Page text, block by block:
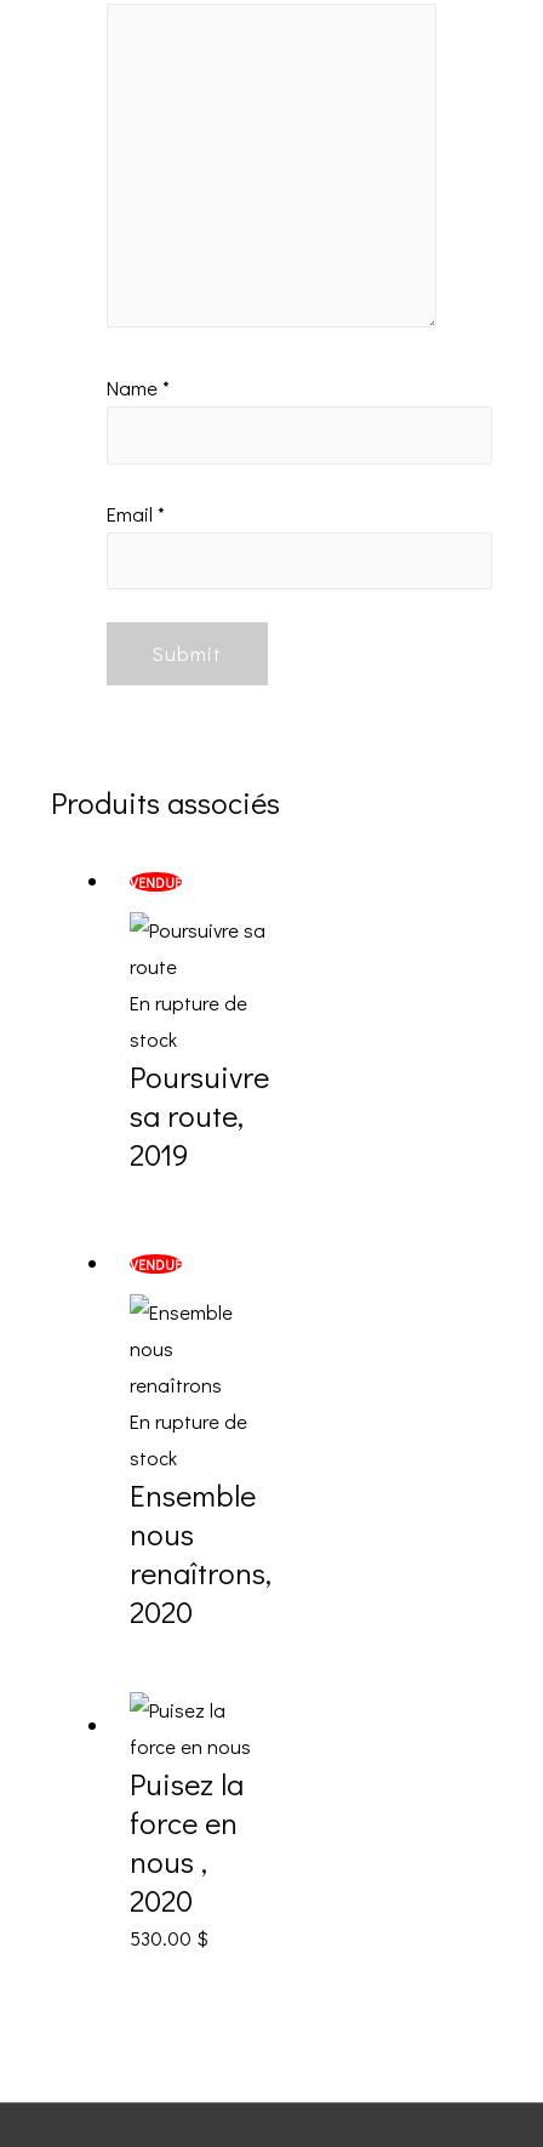
Name*
Email*
Produits associés
VENDUE
En rupture de
stock
Poursuivre
sa route,
2019
VENDUE
En rupture de
stock
Ensemble
nous
renaîtrons,
2020
Puisez la
force en
nous ,
2020
530.00 $